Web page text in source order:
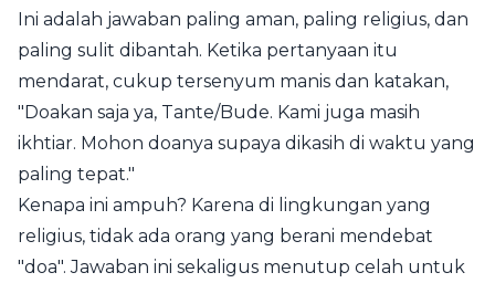
Ini adalah jawaban paling aman, paling religius, dan
paling sulit dibantah. Ketika pertanyaan itu
mendarat, cukup tersenyum manis dan katakan,
"Doakan saja ya, Tante/Bude. Kami juga masih
ikhtiar. Mohon doanya supaya dikasih di waktu yang
paling tepat."
Kenapa ini ampuh? Karena di lingkungan yang
religius, tidak ada orang yang berani mendebat
"doa". Jawaban ini sekaligus menutup celah untuk